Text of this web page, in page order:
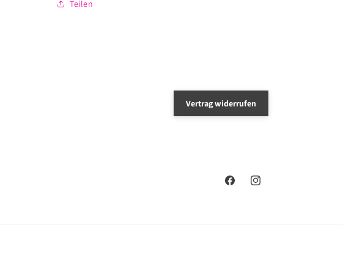
Teilen
Vertrag widerrufen
FacebookInstagram